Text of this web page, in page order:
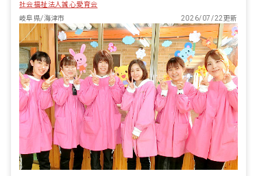
社会福祉法人誠心愛育会
岐阜県/海津市
2026/07/22更新